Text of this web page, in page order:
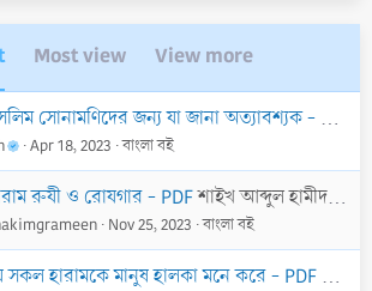
Most view View more
সোনামণিদের জন্য যা জানা অত্যাবশ্যক - PDF
Apr 18, 2023 বাংলা বই
রুযী ও রোযগার - PDFশাইখ আব্দুল হামীদ আল-ফাইযী আল-মাদানী
Nov 25, 2023 বাংলা বই
সকল হারামকে মানুষ হালকা মনে করে - PDF